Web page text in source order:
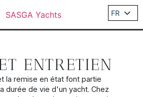
FR
ES
ENTRETIEN
la remise en état font partie
durée de vie d'un yacht. Chez